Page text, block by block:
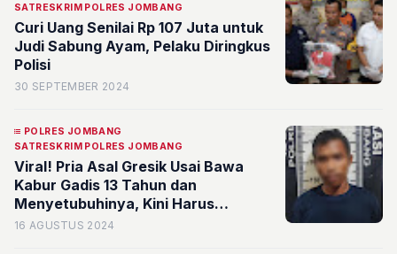
SATRESKRIM POLRES JOMBANG
Curi Uang Senilai Rp 107 Juta untuk
Judi Sabung Ayam, Pelaku Diringkus
Polisi
30 SEPTEMBER 2024
POLRES JOMBANG
SATRESKRIM POLRES JOMBANG
Viral! Pria Asal Gresik Usai Bawa
Kabur Gadis 13 Tahun dan
Menyetubuhinya, Kini Harus
Mendekam di Hotel Prodeo
16 AGUSTUS 2024